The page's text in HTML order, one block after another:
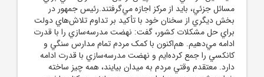
مسائل جزئي، بايد از مرکز اجازه مي‌گرفتند.رئيس جمهور در
بخش ديگري از سخنان خود با تأکيد بر تداوم تلاش‌هاي دولت
براي حل مشکلات کشور، گفت: نهضت مدرسه‌سازي را با قدرت
ادامه مي‌دهيم. هم‌اکنون با کمک مردم تمام مدارس سنگي و
کانکسي را جمع کرده‌ايم و نهضت مدرسه‌سازي با قدرت ادامه
دارد. معتقدم وقتي مردم به ميدان بيايند، همه چيز ساخته